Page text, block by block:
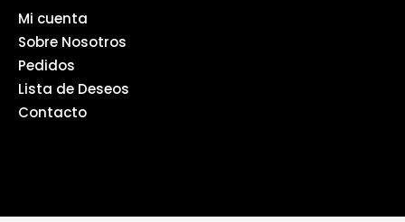
Mi cuenta
Sobre Nosotros
Pedidos
Lista de Deseos
Contacto